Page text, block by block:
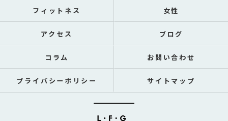
フィットネス 女性
アクセス ブログ
コラム お問い合わせ
プライバシーポリシー サイトマップ